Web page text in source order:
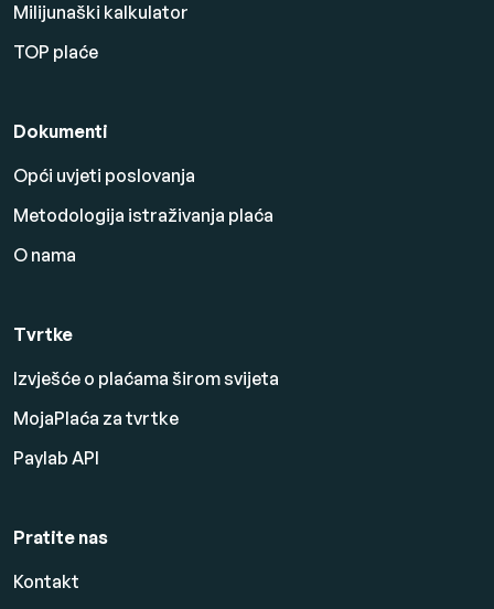
Milijunaški kalkulator
TOP plaće
Dokumenti
Opći uvjeti poslovanja
Metodologija istraživanja plaća
O nama
Tvrtke
Izvješće o plaćama širom svijeta
MojaPlaća za tvrtke
Paylab API
Pratite nas
Kontakt